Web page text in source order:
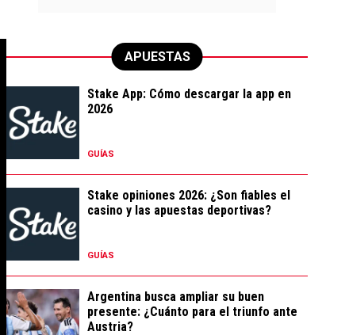
APUESTAS
Stake App: Cómo descargar la app en
2026
GUÍAS
Stake opiniones 2026: ¿Son fiables el
casino y las apuestas deportivas?
GUÍAS
Argentina busca ampliar su buen
presente: ¿Cuánto para el triunfo ante
Austria?